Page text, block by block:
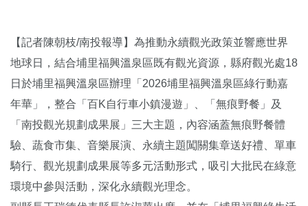
【記者陳朝枝/南投報導】為推動永續觀光政策並響應世界
地球日，結合埔里福興溫泉區既有觀光資源，縣府觀光處18
日於埔里福興溫泉區辦理「2026埔里福興溫泉區綠行動嘉
年華」，整合「百K自行車小鎮漫遊」、「無痕野餐」及
「南投觀光規劃成果展」三大主題，內容涵蓋無痕野餐體
驗、蔬食市集、音樂展演、永續主題闖關集章送好禮、單車
騎行、觀光規劃成果展等多元活動形式，吸引大批民在綠意
環境中參與活動，深化永續觀光理念。